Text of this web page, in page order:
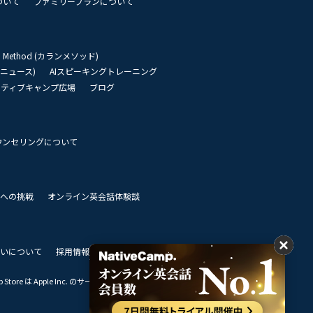
Method (カランメソッド)
ュース)
AIスピーキングトレーニング
ィブキャンプ広場
ブログ
セリングについて
の挑戦 オンライン英会話体験談
について 採用情報 私達のビジョン
は Apple Inc. のサービスマークです。